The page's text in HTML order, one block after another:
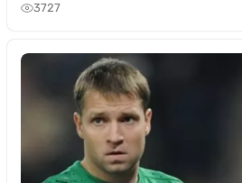
3727